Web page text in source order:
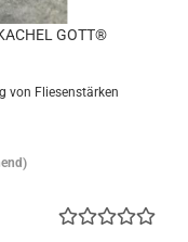
GOTT®
von Fliesenstärken